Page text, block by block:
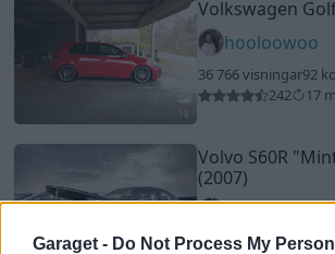
Garaget - Do Not Process My
Volkswagen
hooloowoo
36 766 visningar92
242
17
Volvo S60R
(2007)
47 438 visningar390